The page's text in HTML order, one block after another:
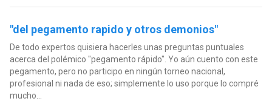
"del pegamento rapido y otros demonios"
De todo expertos quisiera hacerles unas preguntas puntuales
acerca del polémico "pegamento rápido". Yo aún cuento con este
pegamento, pero no participo en ningún torneo nacional,
profesional ni nada de eso; simplemente lo uso porque lo compré
mucho...